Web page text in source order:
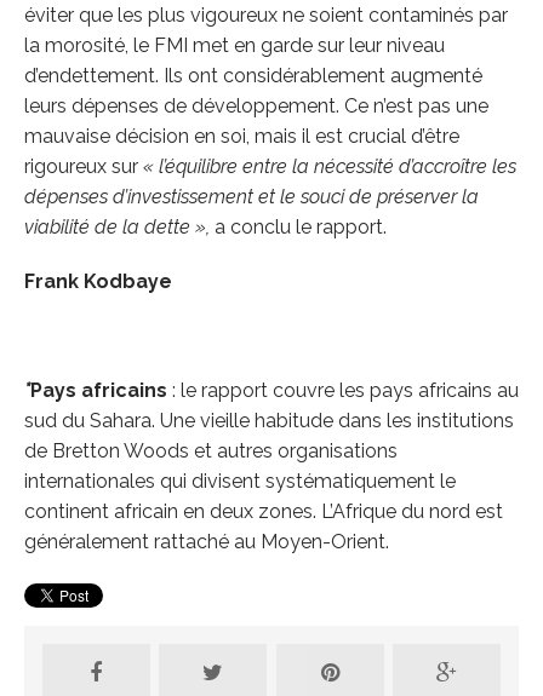
éviter que les plus vigoureux ne soient contaminés par
la morosité, le FMI met en garde sur leur niveau
d’endettement. Ils ont considérablement augmenté
leurs dépenses de développement. Ce n’est pas une
mauvaise décision en soi, mais il est crucial d’être
rigoureux sur « l’équilibre entre la nécessité d’accroître les
dépenses d’investissement et le souci de préserver la
viabilité de la dette », a conclu le rapport.
Frank Kodbaye
*Pays africains : le rapport couvre les pays africains au
sud du Sahara. Une vieille habitude dans les institutions
de Bretton Woods et autres organisations
internationales qui divisent systématiquement le
continent africain en deux zones. L’Afrique du nord est
généralement rattaché au Moyen-Orient.